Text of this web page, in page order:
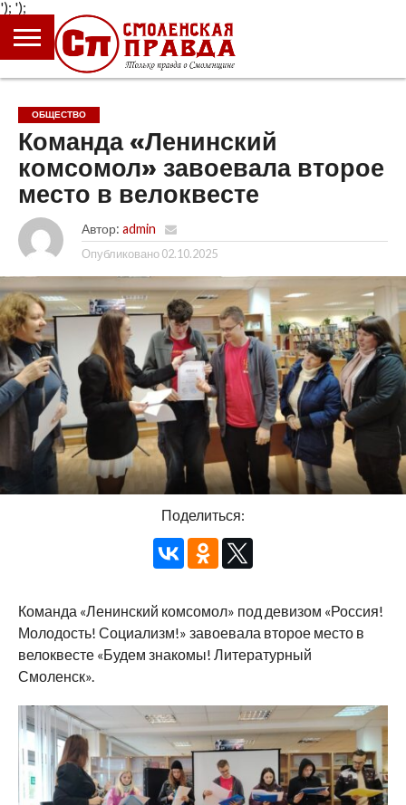
');
ГЛАВНАЯ
НОВОСТИ
ПРОИСШЕСТВИЯ
ПОЛИТИКА
КУЛЬТУРА
ЭКОНОМИКА
ОБЩЕСТВО
БЛОГИ
ОБЩЕСТВО
Команда «Ленинский
комсомол» завоевала второе
место в велоквесте
Автор: admin
Опубликовано 02.10.2025
Поделиться:
Команда «Ленинский комсомол» под девизом «Россия!
Молодость! Социализм!» завоевала второе место в
велоквесте «Будем знакомы! Литературный
Смоленск».
');